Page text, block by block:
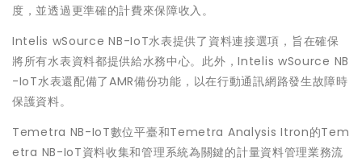
度，並透過更準確的計費來保障收入。
Intelis wSource NB-IoT水表提供了資料連接選項，旨在確保
將所有水表資料都提供給水務中心。此外，Intelis wSource NB
-IoT水表還配備了AMR備份功能，以在行動通訊網路發生故障時
保護資料。
Temetra NB-IoT數位平臺和Temetra Analysis Itron的Tem
etra NB-IoT資料收集和管理系統為關鍵的計量資料管理業務流